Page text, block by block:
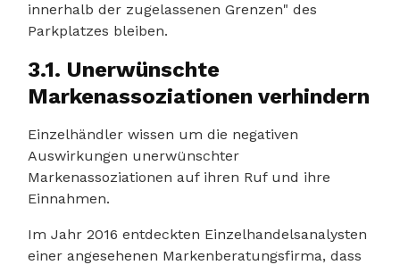
innerhalb der zugelassenen Grenzen" des
Parkplatzes bleiben.
3.1. Unerwünschte
Markenassoziationen verhindern
Einzelhändler wissen um die negativen
Auswirkungen unerwünschter
Markenassoziationen auf ihren Ruf und ihre
Einnahmen.
Im Jahr 2016 entdeckten Einzelhandelsanalysten
einer angesehenen Markenberatungsfirma, dass